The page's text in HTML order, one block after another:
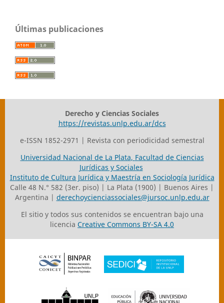
Últimas publicaciones
Derecho y Ciencias Sociales
https://revistas.unlp.edu.ar/dcs
e-ISSN 1852-2971 | Revista con periodicidad semestral
Universidad Nacional de La Plata, Facultad de Ciencias
Jurídicas y Sociales
Instituto de Cultura Jurídica y Maestría en Sociología Jurídica
Calle 48 N.° 582 (3er. piso) | La Plata (1900) | Buenos Aires |
Argentina | derechoycienciassociales@jursoc.unlp.edu.ar
El sitio y todos sus contenidos se encuentran bajo una
licencia Creative Commons BY-SA 4.0